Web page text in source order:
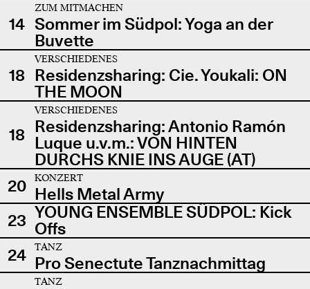
14
ZUM MITMACHEN
Sommer im Südpol: Yoga an der
Buvette
18
VERSCHIEDENES
Residenzsharing: Cie. Youkali: ON
THE MOON
18
VERSCHIEDENES
Residenzsharing: Antonio Ramón
Luque u.v.m.: VON HINTEN
DURCHS KNIE INS AUGE (AT)
20
KONZERT
Hells Metal Army
23 YOUNG ENSEMBLE SÜDPOL: Kick
Offs
24
TANZ
Pro Senectute Tanznachmittag
TANZ